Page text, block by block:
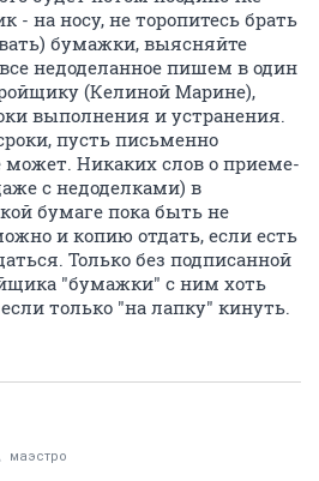
- на носу, не торопитесь брать
бумажки, выясняйте
недоделанное пишем в один
(Келиной Марине),
выполнения и устранения.
пусть письменно
Никаких слов о приеме-
с недоделками) в
бумаге пока быть не
и копию отдать, если есть
Только без подписанной
"бумажки" с ним хоть
только "на лапку" кинуть.
маэстро